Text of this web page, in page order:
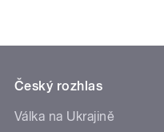
Český rozhlas
Válka na Ukrajině